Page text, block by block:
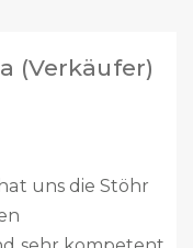
Haus verkauft. Es